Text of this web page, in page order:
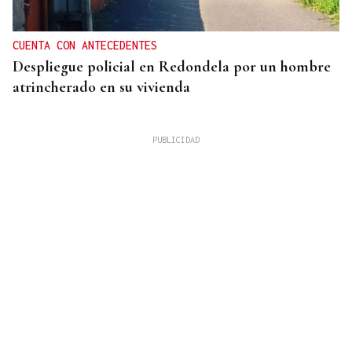
CUENTA CON ANTECEDENTES
Despliegue policial en Redondela por un hombre
atrincherado en su vivienda